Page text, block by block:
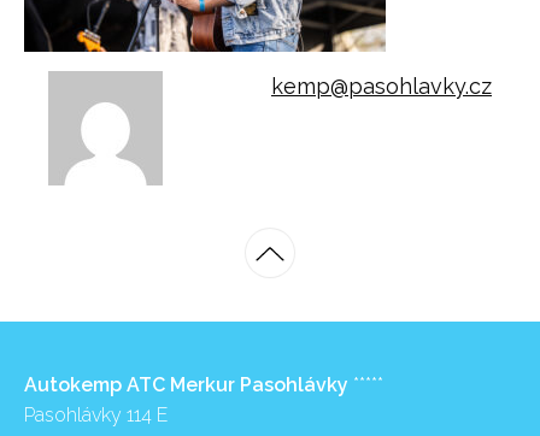
kemp@pasohlavky.cz
Autokemp ATC Merkur Pasohlávky *****
Pasohlávky 114 E